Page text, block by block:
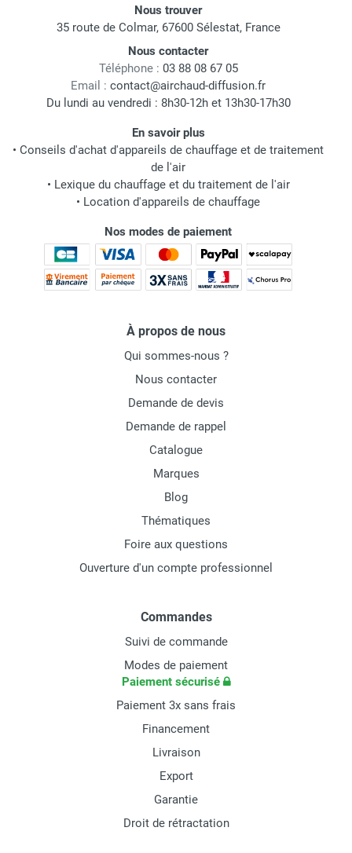
Nous trouver
35 route de Colmar, 67600 Sélestat, France
Nous contacter
Téléphone : 03 88 08 67 05
Email : contact@airchaud-diffusion.fr
Du lundi au vendredi : 8h30-12h et 13h30-17h30
En savoir plus
• Conseils d'achat d'appareils de chauffage et de traitement
de l'air
• Lexique du chauffage et du traitement de l'air
• Location d'appareils de chauffage
Nos modes de paiement
À propos de nous
Qui sommes-nous ?
Nous contacter
Demande de devis
Demande de rappel
Catalogue
Marques
Blog
Thématiques
Foire aux questions
Ouverture d'un compte professionnel
Commandes
Suivi de commande
Modes de paiement
Paiement sécurisé
Paiement 3x sans frais
Financement
Livraison
Export
Garantie
Droit de rétractation